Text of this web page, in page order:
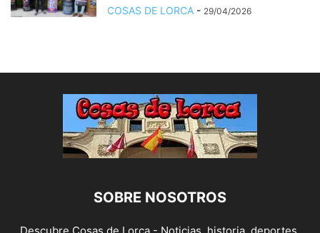
COSAS DE LORCA - 29/04/2026
SOBRE NOSOTROS
Descubre Cosas de Lorca - Noticias, historia, deportes,